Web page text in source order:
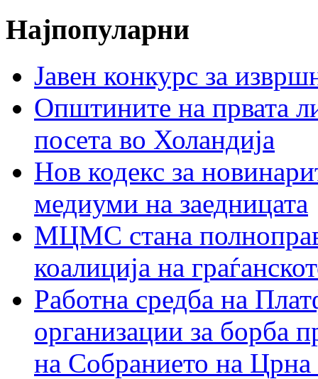
Најпопуларни
Јавен конкурс за
Општините на првата
посета во Холандија
Нов кодекс за
медиуми на заедницата
МЦМС стана
коалиција на
Работна средба на
организации за борба
на Собранието на Црна